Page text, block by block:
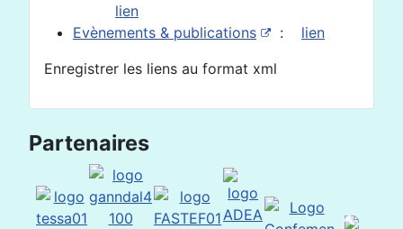
lien
Evènements & publications
: lien
Enregistrer les liens au format xml
Partenaires